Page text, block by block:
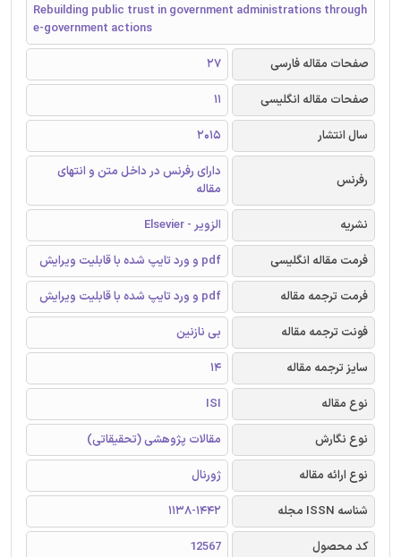
Rebuilding public trust in government administrations through
e-government actions
صفحات مقاله فارسی
27
صفحات مقاله انگلیسی
11
سال انتشار
2015
رفرنس
دارای رفرنس در داخل متن و انتهای
مقاله
نشریه
الزویر - Elsevier
فرمت مقاله انگلیسی
pdf و ورد تایپ شده با قابلیت ویرایش
فرمت ترجمه مقاله
pdf و ورد تایپ شده با قابلیت ویرایش
فونت ترجمه مقاله
بی نازنین
سایز ترجمه مقاله
14
نوع مقاله
ISI
نوع نگارش
مقالات پژوهشی (تحقیقاتی)
نوع ارائه مقاله
ژورنال
شناسه ISSN مجله
1138-1442
کد محصول
12567